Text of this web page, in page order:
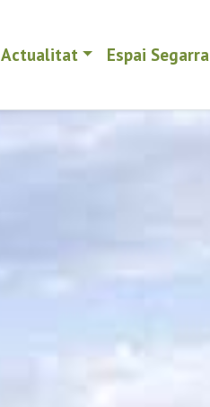
Actualitat Espai Segarra